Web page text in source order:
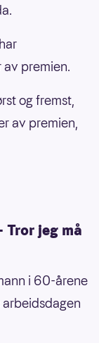
av premien.
og fremst,
av premien,
jeg må
i 60-årene